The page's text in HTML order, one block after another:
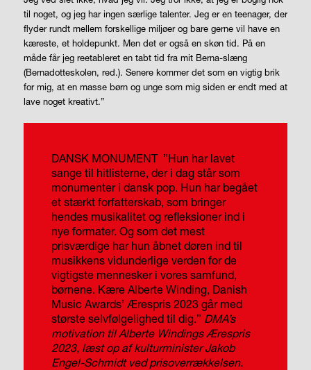
til noget, og jeg har ingen særlige talenter. Jeg er en teenager, der
flyder rundt mellem forskellige miljøer og bare gerne vil have en
kæreste, et holdepunkt. Men det er også en skøn tid. På en
måde får jeg reetableret en tabt tid fra mit Berna-slæng
(Bernadotteskolen, red.). Senere kommer det som en vigtig brik
for mig, at en masse børn og unge som mig siden er endt med at
lave noget kreativt.”
DANSK MONUMENT ”Hun har lavet
sange til hitlisterne, der i dag står som
monumenter i dansk pop. Hun har begået
et stærkt forfatterskab, som bringer
hendes musikalitet og refleksioner ind i
nye formater. Og som det mest
prisværdige har hun åbnet døren ind til
musikkens vidunderlige verden for de
vigtigste mennesker i vores samfund,
børnene. Kære Alberte Winding, Danish
Music Awards’ Ærespris 2023 går med
største selvfølgelighed til dig.” DMA’s
motivation til Alberte Windings Ærespris
2023, læst op af kulturminister Jakob
Engel-Schmidt ved prisoverrækkelsen.